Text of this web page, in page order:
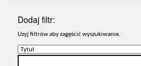
Dodaj filtr:
Uzyj filtrów aby zagęścić wyszukiwanie.